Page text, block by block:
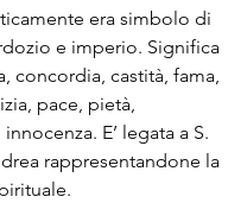
era simbolo di
e imperio. Significa
concordia, castità, fama,
pace, pietà,
E’ legata a S.
rappresentandone la